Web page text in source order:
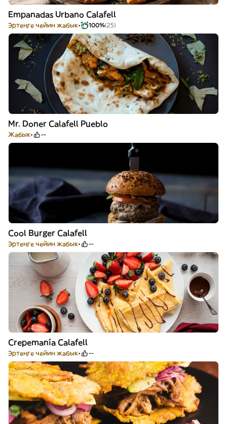
Empanadas Urbano Calafell
Эртеңге чейин жабык 100%(25)
Mr. Doner Calafell Pueblo
Жабык --
Cool Burger Calafell
Эртеңге чейин жабык --
Crepemanía Calafell
Эртеңге чейин жабык --